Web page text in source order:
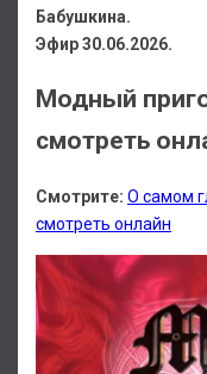
Бабушкина.
Эфир 30.06.2026.
Модный
смотреть
Смотрите: О самом
смотреть онлайн